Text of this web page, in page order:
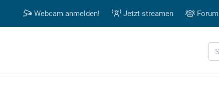
Webcam anmelden! Jetzt streamen Forum